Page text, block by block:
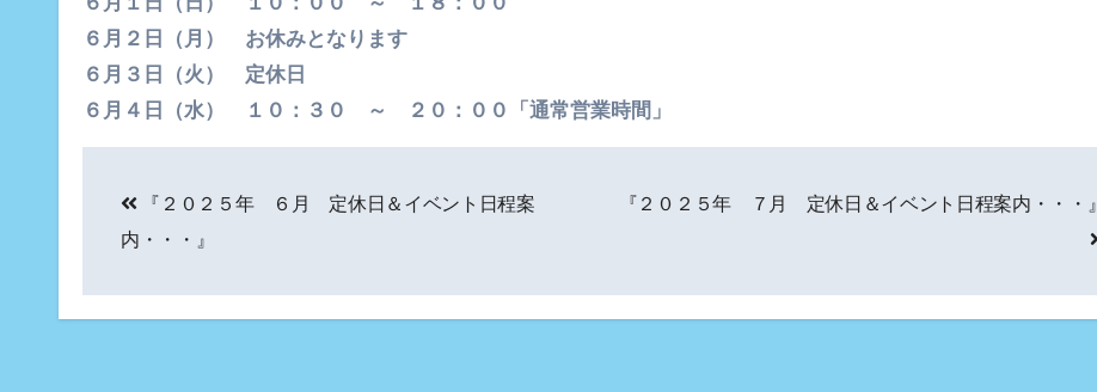
６月２日（月） お休みとなります
６月３日（火） 定休日
６月４日（水） １０：３０ ～ ２０：００「通常営業時間」
ビ
『２０２５年 ６月 定休日＆イベント日程案
内・・・』
『２０２５年 ７月 定休日＆イベント日程案内・・・』